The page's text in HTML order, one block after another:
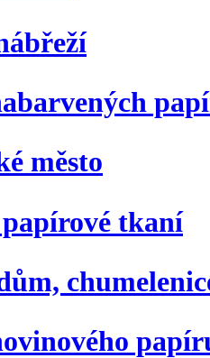
město
tkaní